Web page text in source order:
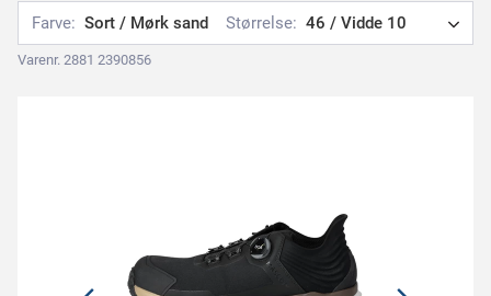
Farve: Sort / Mørk sand Størrelse: 46 / Vidde 10
Varenr. 2881 2390856